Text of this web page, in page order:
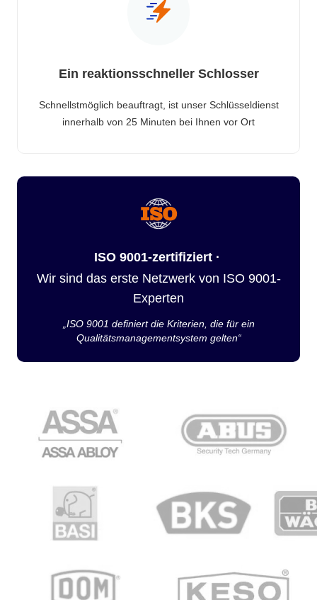
Ein reaktionsschneller Schlosser
Schnellstmöglich beauftragt, ist unser Schlüsseldienst
innerhalb von 25 Minuten bei Ihnen vor Ort
ISO 9001-zertifiziert ·
Wir sind das erste Netzwerk von ISO 9001-
Experten
„ISO 9001 definiert die Kriterien, die für ein
Qualitätsmanagementsystem gelten“